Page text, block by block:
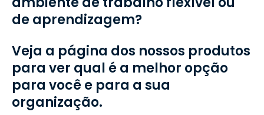
de aprendizagem?
Veja a página dos nossos produtos
para ver qual é a melhor opção
para você e para a sua
organização.